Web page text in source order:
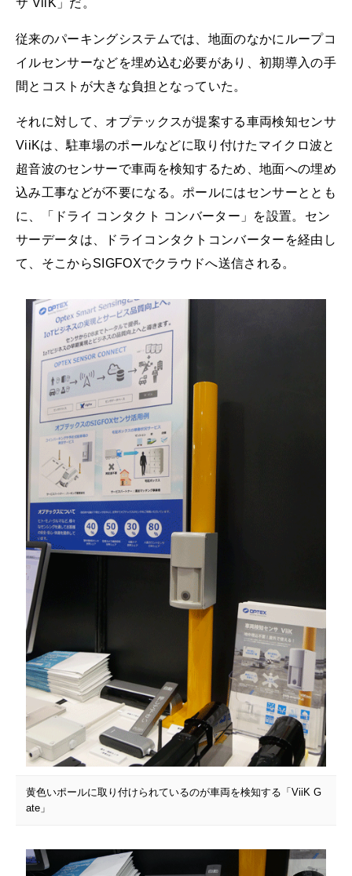
サ ViiK」だ。
従来のパーキングシステムでは、地面のなかにループコ
イルセンサーなどを埋め込む必要があり、初期導入の手
間とコストが大きな負担となっていた。
それに対して、オプテックスが提案する車両検知センサ
ViiKは、駐車場のポールなどに取り付けたマイクロ波と
超音波のセンサーで車両を検知するため、地面への埋め
込み工事などが不要になる。ポールにはセンサーととも
に、「ドライ コンタクト コンバーター」を設置。セン
サーデータは、ドライコンタクトコンバーターを経由し
て、そこからSIGFOXでクラウドへ送信される。
黄色いポールに取り付けられているのが車両を検知する「ViiK G
ate」